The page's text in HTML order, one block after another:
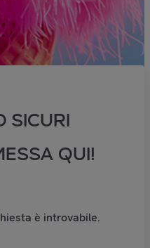
SICURI
QUI!
è introvabile.